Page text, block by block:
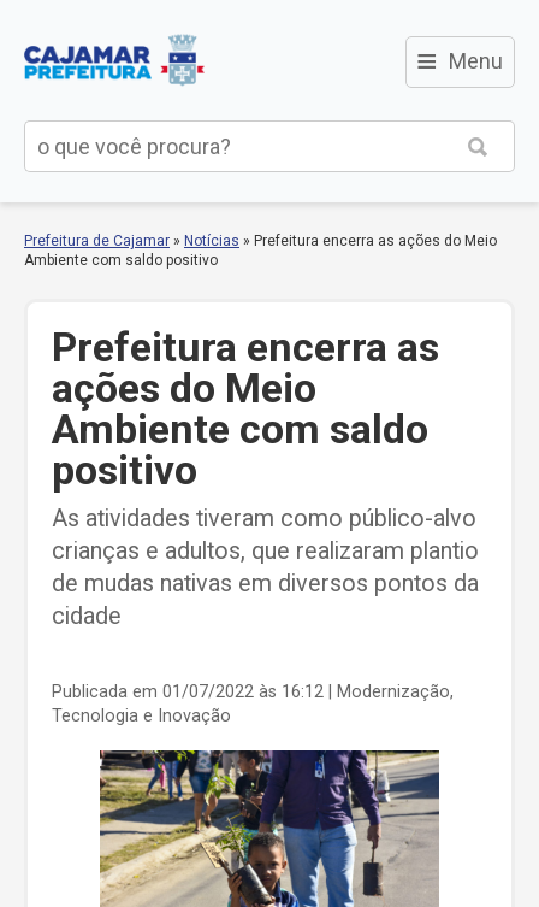
≡ Menu
Prefeitura de Cajamar » Notícias » Prefeitura encerra as ações do Meio
Ambiente com saldo positivo
Prefeitura encerra as
ações do Meio
Ambiente com saldo
positivo
As atividades tiveram como público-alvo
crianças e adultos, que realizaram plantio
de mudas nativas em diversos pontos da
cidade
Publicada em 01/07/2022 às 16:12
| Modernização,
Tecnologia e Inovação